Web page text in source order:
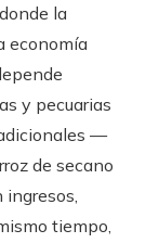
la
economía
y pecuarias
—
de secano
tiempo,